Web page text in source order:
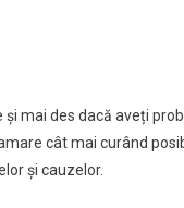
mai des dacă aveți
cât mai curând
și cauzelor.